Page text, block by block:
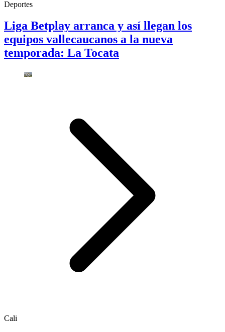
Deportes
Liga Betplay arranca y así llegan los
equipos vallecaucanos a la nueva
temporada: La Tocata
Cali